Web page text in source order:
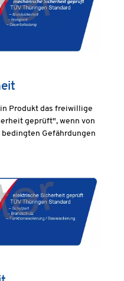
Produkt das freiwillige
geprüft", wenn von
Gefährdungen